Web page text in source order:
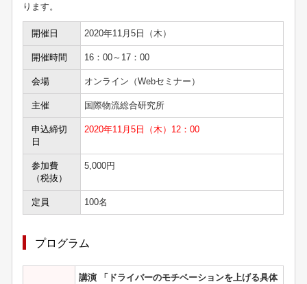
ります。
開催日 2020年11月5日（木）
開催時間 16：00～17：00
会場 オンライン（Webセミナー）
主催 国際物流総合研究所
申込締切
日
2020年11月5日（木）12：00
参加費
（税抜）
5,000円
定員 100名
プログラム
講演 「ドライバーのモチベーションを上げる具体